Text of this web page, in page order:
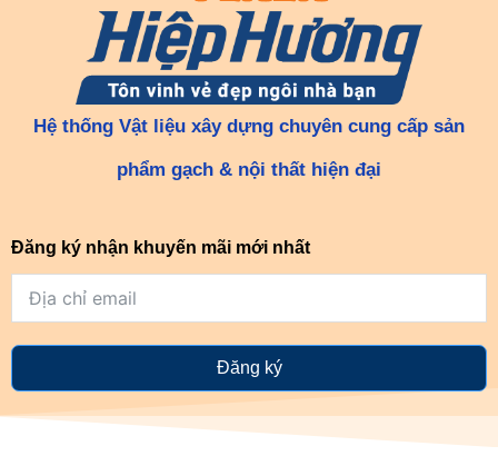
Hệ thống Vật liệu xây dựng chuyên cung cấp sản
phẩm gạch & nội thất hiện đại
Đăng ký nhận khuyến mãi mới nhất
Đăng ký